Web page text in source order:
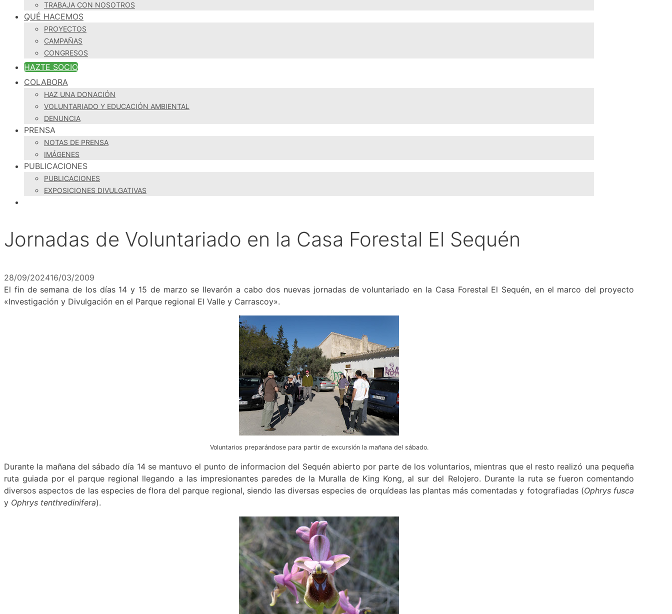
TRABAJA CON NOSOTROS
QUÉ HACEMOS
PROYECTOS
CAMPAÑAS
CONGRESOS
HAZTE SOCIO
COLABORA
HAZ UNA DONACIÓN
VOLUNTARIADO Y EDUCACIÓN AMBIENTAL
DENUNCIA
PRENSA
NOTAS DE PRENSA
IMÁGENES
PUBLICACIONES
PUBLICACIONES
EXPOSICIONES DIVULGATIVAS
Jornadas de Voluntariado en la Casa Forestal El Sequén
28/09/202416/03/2009
El fin de semana de los días 14 y 15 de marzo se llevarón a cabo dos nuevas jornadas de voluntariado en la Casa Forestal El Sequén, en el marco del proyecto
«Investigación y Divulgación en el Parque regional El Valle y Carrascoy».
Voluntarios preparándose para partir de excursión la mañana del sábado.
Durante la mañana del sábado día 14 se mantuvo el punto de informacion del Sequén abierto por parte de los voluntarios, mientras que el resto realizó una pequeña
ruta guiada por el parque regional llegando a las impresionantes paredes de la Muralla de King Kong, al sur del Relojero. Durante la ruta se fueron comentando
diversos aspectos de las especies de flora del parque regional, siendo las diversas especies de orquídeas las plantas más comentadas y fotografiadas (Ophrys fusca
y Ophrys tenthredinifera).